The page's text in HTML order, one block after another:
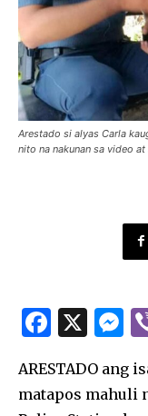
Arestado si alyas Carla
nito na nakunan sa video
F
c
X
ARESTADO ang
matapos mahuli